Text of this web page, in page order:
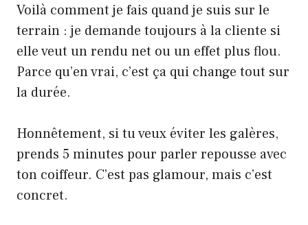
Voilà comment je fais quand je suis sur le
terrain : je demande toujours à la cliente si
elle veut un rendu net ou un effet plus flou.
Parce qu’en vrai, c’est ça qui change tout sur
la durée.
Honnêtement, si tu veux éviter les galères,
prends 5 minutes pour parler repousse avec
ton coiffeur. C’est pas glamour, mais c’est
concret.